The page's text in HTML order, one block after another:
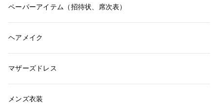
ペーパーアイテム（招待状、席次表）
ヘアメイク
マザーズドレス
メンズ衣装